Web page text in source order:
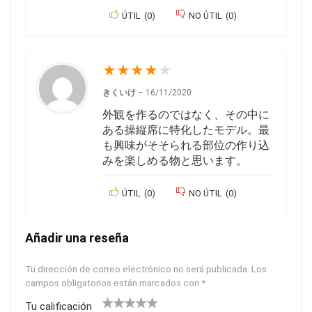
ÚTIL (0) NO ÚTIL (0)
★★★★ ★
きくいけ – 16/11/2020
外観を作るのではなく、その中に
ある操縦席に特化したモデル。最
も興味がそそられる部位の作り込
みを楽しめる物と思います。
ÚTIL (0) NO ÚTIL (0)
Añadir una reseña
Tu dirección de correo electrónico no será publicada. Los
campos obligatorios están marcados con *
Tu calificación